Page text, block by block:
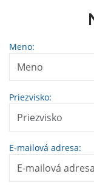
Meno:
Priezvisko:
E-mailová adresa: